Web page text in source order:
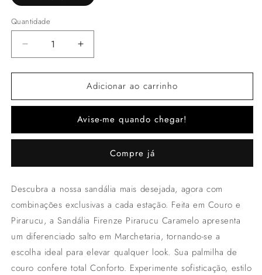
Quantidade
Quantidade
Diminuir
a
quantidade
Sandália
Firenze
Aumentar
a
quantidade
de
Sandália
Alto
Firenze
Pirarucu
Adicionar ao carrinho
Avise-me quando chegar!
Compre já
Descubra a nossa sandália mais desejada, agora com
combinações exclusivas a cada estação. Feita em Couro e
Pirarucu, a Sandália Firenze Pirarucu Caramelo apresenta
um diferenciado salto em Marchetaria, tornando-se a
escolha ideal para elevar qualquer look. Sua palmilha de
couro confere total Conforto. Experimente sofisticação, estilo